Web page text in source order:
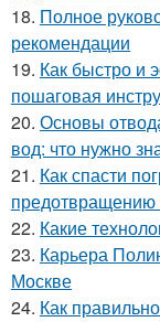
18. Полное
рекомендации
19. Как быстро и
пошаговая
20. Основы
вод: что нужно
21. Как спасти
22. Какие
23. Карьера
Москве
24. Как